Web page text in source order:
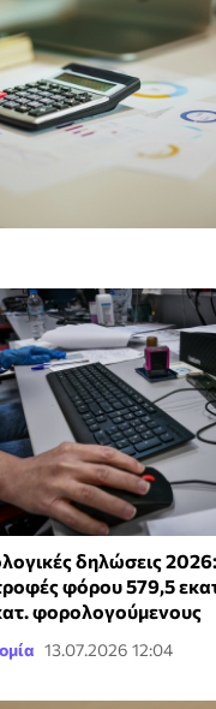
δηλώσεις 2026:
φόρου 579,5
φορολογούμενους
13.07.2026 12:04